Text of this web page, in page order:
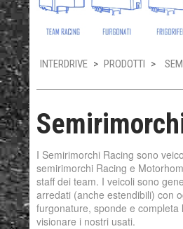
INTERDRIVE > PRODOTTI >
I Semirimorchi Racing sono
semirimorchi Racing e
staff dei team. I veicoli sono
arredati (anche estendibili) con
furgonature, sponde e completa
visionare i nostri usati.